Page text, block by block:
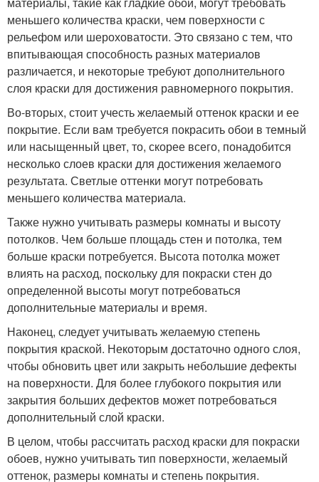
меньшего количества краски, чем поверхности с
рельефом или шероховатости. Это связано с тем, что
впитывающая способность разных материалов
различается, и некоторые требуют дополнительного
слоя краски для достижения равномерного покрытия.
Во-вторых, стоит учесть желаемый оттенок краски и ее
покрытие. Если вам требуется покрасить обои в темный
или насыщенный цвет, то, скорее всего, понадобится
несколько слоев краски для достижения желаемого
результата. Светлые оттенки могут потребовать
меньшего количества материала.
Также нужно учитывать размеры комнаты и высоту
потолков. Чем больше площадь стен и потолка, тем
больше краски потребуется. Высота потолка может
влиять на расход, поскольку для покраски стен до
определенной высоты могут потребоваться
дополнительные материалы и время.
Наконец, следует учитывать желаемую степень
покрытия краской. Некоторым достаточно одного слоя,
чтобы обновить цвет или закрыть небольшие дефекты
на поверхности. Для более глубокого покрытия или
закрытия больших дефектов может потребоваться
дополнительный слой краски.
В целом, чтобы рассчитать расход краски для покраски
обоев, нужно учитывать тип поверхности, желаемый
оттенок, размеры комнаты и степень покрытия.